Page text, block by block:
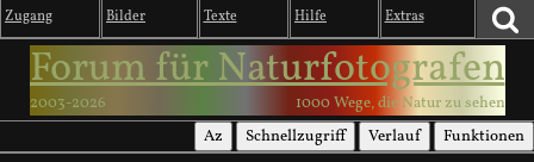
Zugang Bilder Texte Hilfe Extras
Forum für Naturfotografen
2003-2026 1000 Wege, die Natur zu sehen
Az Schnellzugriff Verlauf Funktionen